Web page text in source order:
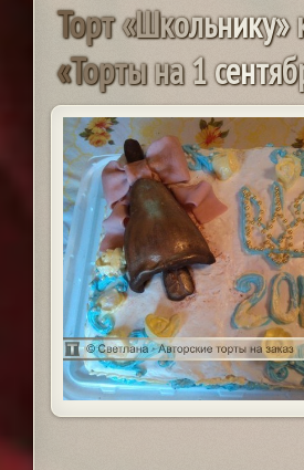
Торт«Школьнику»
«Тортына 1сентяб